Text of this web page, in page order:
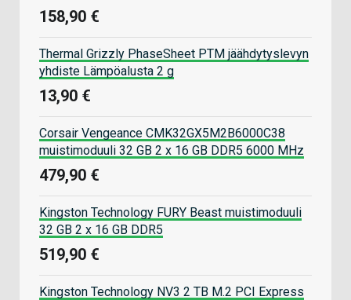
158,90 €
Thermal Grizzly PhaseSheet PTM jäähdytyslevyn
yhdiste Lämpöalusta 2 g
13,90 €
Corsair Vengeance CMK32GX5M2B6000C38
muistimoduuli 32 GB 2 x 16 GB DDR5 6000 MHz
479,90 €
Kingston Technology FURY Beast muistimoduuli
32 GB 2 x 16 GB DDR5
519,90 €
Kingston Technology NV3 2 TB M.2 PCI Express